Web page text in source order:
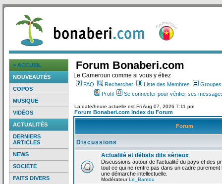
> ACCUEIL
NOUVEAUTÉS
COPOS
MUSIQUE
VIDÉOS
ACTUALITÉS
DERNIERS
ARTICLES
NEWS
SOCIÉTÉ
FAITS DIVERS
Forum Bonaberi.com
Le Cameroun comme si vous y étiez
FAQ Rechercher Liste des Membres
Profil
Se connecter pour vérifier ses
La date/heure actuelle est Fri Aug 07, 2026 7:11 pm
Forum Bonaberi.com Index du Forum
Forum
Discussions
Actualité et débats dits sérieux
Discussions autour de l'actualité du pays et des
tout ce qui ne rentre pas dans un cadre
une démarche intellectuelle.
ModérateurLe_Bantou